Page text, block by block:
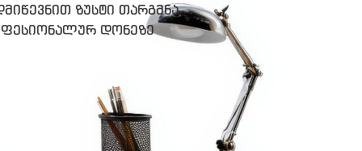
ზუსტი თარგმნა
დონეზე